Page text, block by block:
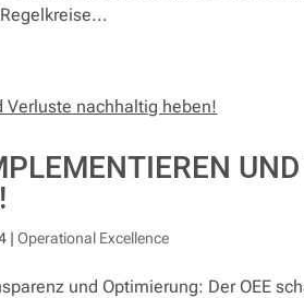
|Operational Excellence
und Optimierung: Der OEE